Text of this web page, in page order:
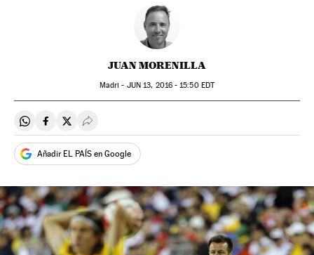
JUAN MORENILLA
Madri - JUN 13, 2016 - 15:50EDT
Compartir en Whatsapp
Compartir en Facebook
Compartir en Twitter
Desplegar Redes Sociales
Añadir EL PAÍS en Google